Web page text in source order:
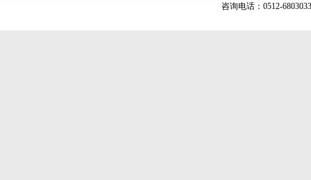
咨询电话：0512-